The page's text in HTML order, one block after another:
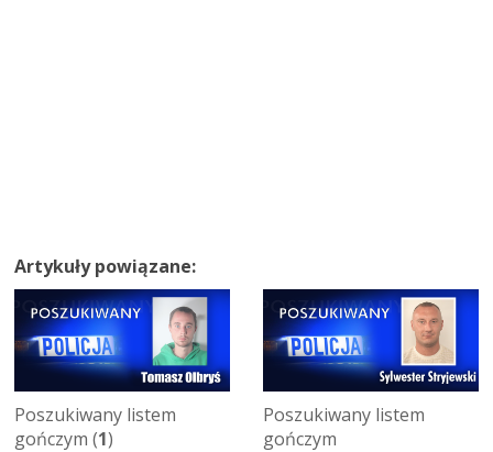
Artykuły powiązane:
Poszukiwany listem
gończym (1)
Poszukiwany listem
gończym